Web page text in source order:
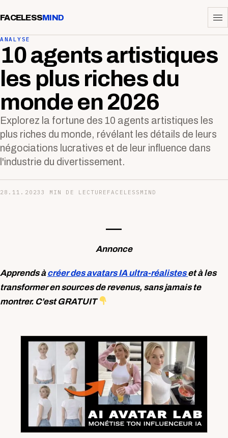
FACELESSMIND
ANALYSE
10 agents artistiques
les plus riches du
monde en 2026
Explorez la fortune des 10 agents artistiques les
plus riches du monde, révélant les détails de leurs
négociations lucratives et de leur influence dans
l'industrie du divertissement.
28.11.2023 3 MIN DE LECTURE FACELESSMIND
—-
Annonce
Apprends àcréer des avatars IA ultra-réalisteset à les
transformer en sources de revenus, sans jamais te
montrer. C’est GRATUIT